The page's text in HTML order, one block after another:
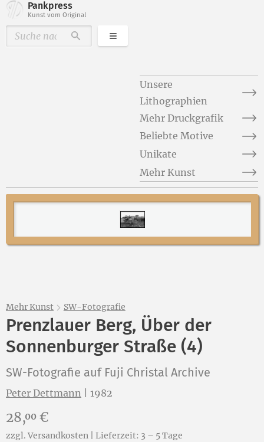
Pankpress
Kunst vom Original
DurchsuchenKategorien
Unsere
Lithographien
Mehr Druckgrafik
Beliebte Motive
Unikate
Mehr Kunst
Mehr Kunst SW-Fotografie
Prenzlauer Berg, Über der
Sonnenburger Straße (4)
SW-Fotografie auf Fuji Christal Archive
Peter Dettmann 1982
Preis:
28,00 €
zzgl. Versandkosten | Lieferzeit: 3 – 5 Tage